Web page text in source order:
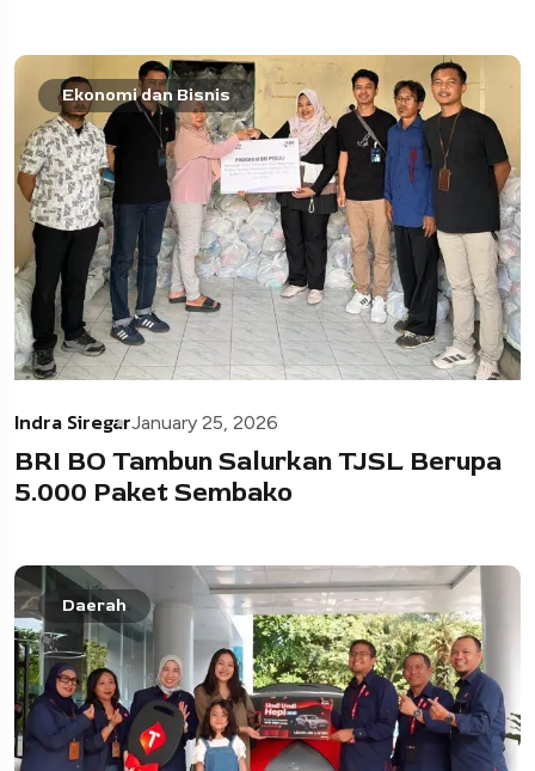
Ekonomi dan Bisnis
Indra SiregarJanuary 25, 2026
BRI BO Tambun Salurkan TJSL Berupa
5.000 Paket Sembako
Daerah